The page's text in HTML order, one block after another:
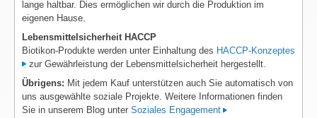
lange haltbar. Dies ermöglichen wir durch die Produktion im
eigenen Hause.
Lebensmittelsicherheit HACCP
Biotikon-Produkte werden unter Einhaltung des HACCP-Konzeptes
zur Gewährleistung der Lebensmittelsicherheit hergestellt.
Übrigens: Mit jedem Kauf unterstützen auch Sie automatisch von
uns ausgewählte soziale Projekte. Weitere Informationen finden
Sie in unserem Blog unter Soziales Engagement